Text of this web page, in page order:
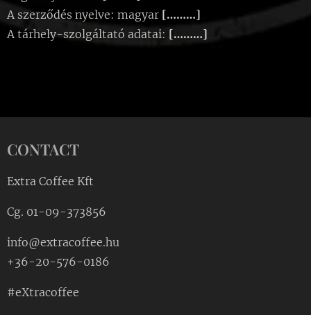
A szerződés nyelve: magyar [………]
A tárhely-szolgáltató adatai: [………]
CONTACT
Extra Coffee Kft
Cg. 01-09-373856
info@extracoffee.hu
+36-20-576-0186
#eXtracoffee